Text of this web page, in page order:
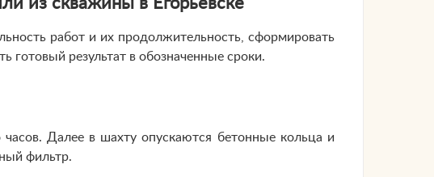
из скважины в Егорьевске
работ и их продолжительность, сформировать
готовый результат в обозначенные сроки.
часов. Далее в шахту опускаются бетонные кольца и
фильтр.